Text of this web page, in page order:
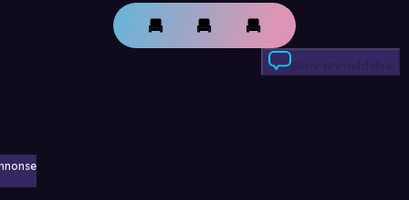
Skriv anmeldelse